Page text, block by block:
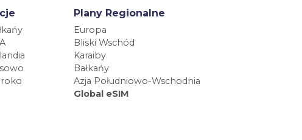
Plany Regionalne
Europa
Bliski Wschód
Karaiby
Bałkańy
Azja Południowo-Wschodnia
Global eSIM